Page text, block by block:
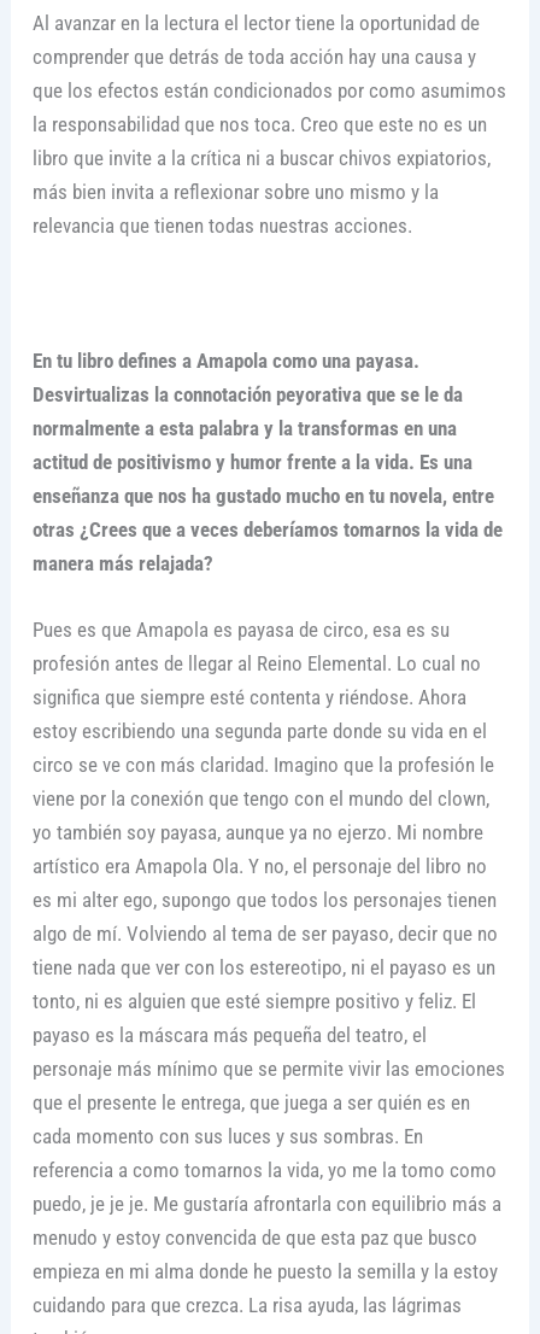
Al avanzar en la lectura el lector tiene la oportunidad de
comprender que detrás de toda acción hay una causa y
que los efectos están condicionados por como asumimos
la responsabilidad que nos toca. Creo que este no es un
libro que invite a la crítica ni a buscar chivos expiatorios,
más bien invita a reflexionar sobre uno mismo y la
relevancia que tienen todas nuestras acciones.
En tu libro defines a Amapola como una payasa.
Desvirtualizas la connotación peyorativa que se le da
normalmente a esta palabra y la transformas en una
actitud de positivismo y humor frente a la vida. Es una
enseñanza que nos ha gustado mucho en tu novela, entre
otras ¿Crees que a veces deberíamos tomarnos la vida de
manera más relajada?
Pues es que Amapola es payasa de circo, esa es su
profesión antes de llegar al Reino Elemental. Lo cual no
significa que siempre esté contenta y riéndose. Ahora
estoy escribiendo una segunda parte donde su vida en el
circo se ve con más claridad. Imagino que la profesión le
viene por la conexión que tengo con el mundo del clown,
yo también soy payasa, aunque ya no ejerzo. Mi nombre
artístico era Amapola Ola. Y no, el personaje del libro no
es mi alter ego, supongo que todos los personajes tienen
algo de mí. Volviendo al tema de ser payaso, decir que no
tiene nada que ver con los estereotipo, ni el payaso es un
tonto, ni es alguien que esté siempre positivo y feliz. El
payaso es la máscara más pequeña del teatro, el
personaje más mínimo que se permite vivir las emociones
que el presente le entrega, que juega a ser quién es en
cada momento con sus luces y sus sombras. En
referencia a como tomarnos la vida, yo me la tomo como
puedo, je je je. Me gustaría afrontarla con equilibrio más a
menudo y estoy convencida de que esta paz que busco
empieza en mi alma donde he puesto la semilla y la estoy
cuidando para que crezca. La risa ayuda, las lágrimas